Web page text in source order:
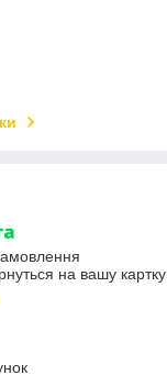
на вашу картку